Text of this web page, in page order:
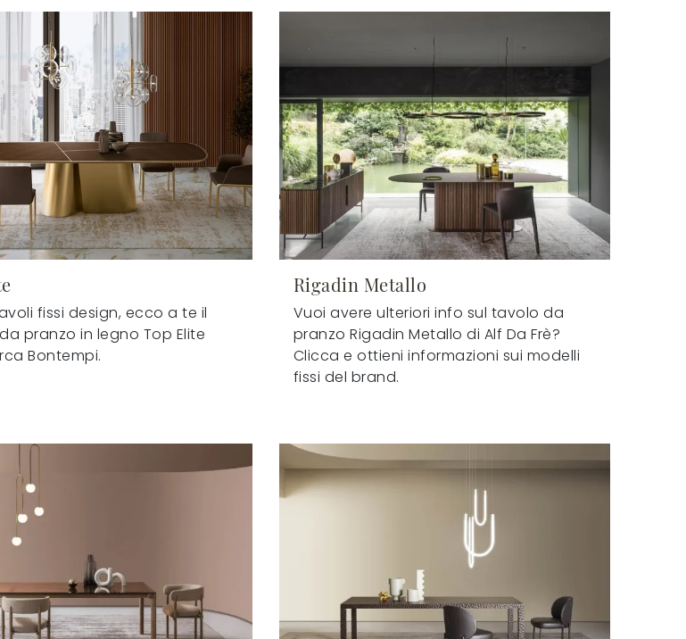
fissi design, ecco a te il
pranzo in legno Top Elite
Bontempi.
Rigadin Metallo
Vuoi avere ulteriori info sul tavolo da
pranzo Rigadin Metallo di Alf Da Frè?
Clicca e ottieni informazioni sui modelli
fissi del brand.